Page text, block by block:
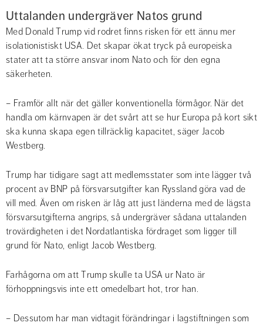
Uttalanden undergräver Natos grund
Med Donald Trump vid rodret finns risken för ett ännu mer
isolationistiskt USA. Det skapar ökat tryck på europeiska
stater att ta större ansvar inom Nato och för den egna
säkerheten.
– Framför allt när det gäller konventionella förmågor. När det
handla om kärnvapen är det svårt att se hur Europa på kort sikt
ska kunna skapa egen tillräcklig kapacitet, säger Jacob
Westberg.
Trump har tidigare sagt att medlemsstater som inte lägger två
procent av BNP på försvarsutgifter kan Ryssland göra vad de
vill med. Även om risken är låg att just länderna med de lägsta
försvarsutgifterna angrips, så undergräver sådana uttalanden
trovärdigheten i det Nordatlantiska fördraget som ligger till
grund för Nato, enligt Jacob Westberg.
Farhågorna om att Trump skulle ta USA ur Nato är
förhoppningsvis inte ett omedelbart hot, tror han.
– Dessutom har man vidtagit förändringar i lagstiftningen som